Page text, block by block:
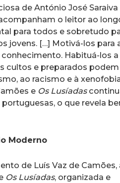
de António José Saraiva
o leitor ao
para todos e sobretudo
jovens. […] Motivá-los para
Habituá-los a
cultos e preparados podem
ao racismo e à
e Os Lusíadas
o que revela
Moderno
de Luís Vaz de Camões,
Os Lusíadas, organizada e